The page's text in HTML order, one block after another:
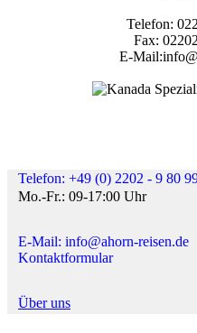
Telefon:
Fax:
E-
Telefon: +49 (0) 2202 - 9 80
Mo.-Fr.: 09-17:00 Uhr
E-Mail: info@ahorn-reisen.de
Kontaktformular
Über uns